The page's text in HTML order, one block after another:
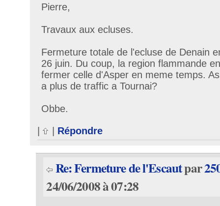
Pierre,
Travaux aux ecluses.
Fermeture totale de l'ecluse de Denain
26 juin. Du coup, la region flammande
fermer celle d'Asper en meme temps.
a plus de traffic a Tournai?
Obbe.
Répondre
Re: Fermeture de l'Escautpar
24/06/2008 à 07:28